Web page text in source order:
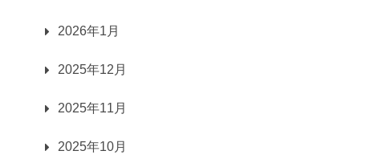
2026年1月
2025年12月
2025年11月
2025年10月